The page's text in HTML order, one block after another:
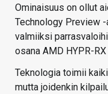
Ominaisuus on ollut
Technology Preview
valmiiksi
osana AMD HYPR-
Teknologia toimii
mutta joidenkin